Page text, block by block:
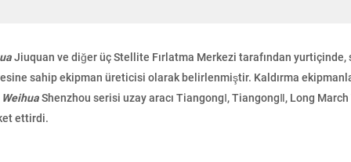
Jiuquan ve diğer üç Stellite Fırlatma Merkezi tarafından
sahip ekipman üreticisi olarak belirlenmiştir. Kaldırma
WeihuaShenzhou serisi uzay aracı TiangongⅠ, TiangongⅡ, Long
ettirdi.